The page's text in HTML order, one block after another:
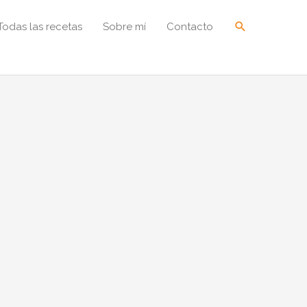
las recetas Sobre mí Contacto Buscar